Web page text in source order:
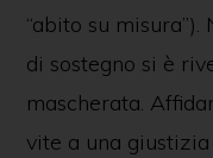
“abito su
di sostegno si è
mascherata.
vite a una